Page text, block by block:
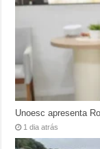
Unoesc apresenta
1 dia atrás